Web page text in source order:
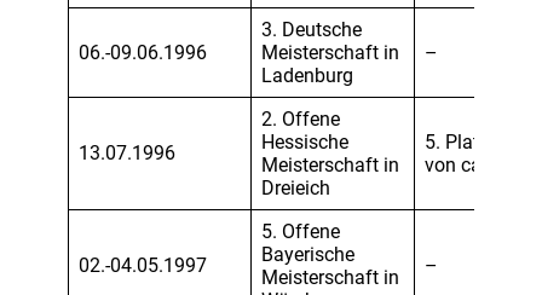
06.-09.06.1996
3. Deutsche
Meisterschaft in
Ladenburg
–
13.07.1996
2. Offene
Hessische
Meisterschaft in
Dreieich
5. Platz
von ca. 8
02.-04.05.1997
5. Offene
Bayerische
Meisterschaft in
–